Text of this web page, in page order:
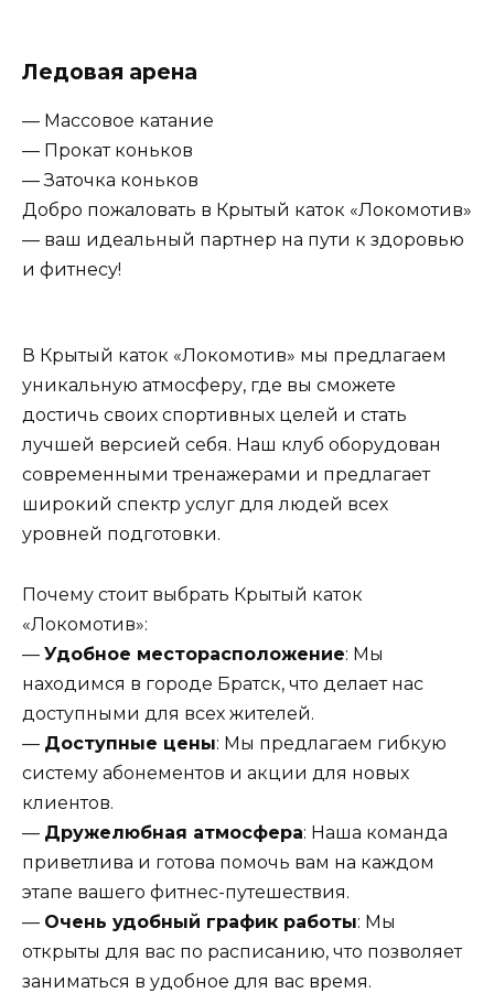
Ледовая арена
— Массовое катание
— Прокат коньков
— Заточка коньков
Добро пожаловать в Крытый каток «Локомотив»
— ваш идеальный партнер на пути к здоровью
и фитнесу!
В Крытый каток «Локомотив» мы предлагаем
уникальную атмосферу, где вы сможете
достичь своих спортивных целей и стать
лучшей версией себя. Наш клуб оборудован
современными тренажерами и предлагает
широкий спектр услуг для людей всех
уровней подготовки.
Почему стоит выбрать Крытый каток
«Локомотив»:
— Удобное месторасположение: Мы
находимся в городе Братск, что делает нас
доступными для всех жителей.
— Доступные цены: Мы предлагаем гибкую
систему абонементов и акции для новых
клиентов.
— Дружелюбная атмосфера: Наша команда
приветлива и готова помочь вам на каждом
этапе вашего фитнес-путешествия.
— Очень удобный график работы: Мы
открыты для вас по расписанию, что позволяет
заниматься в удобное для вас время.